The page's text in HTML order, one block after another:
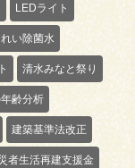
LEDライト
れい除菌水
清水みなと祭り
齢分析
建築基準法改正
者生活再建支援金